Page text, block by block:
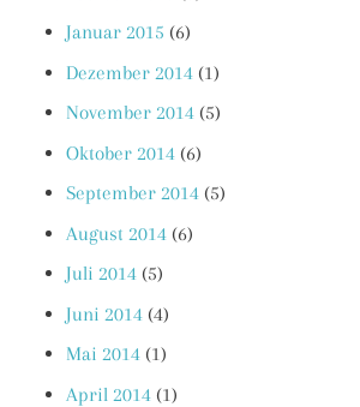
Januar 2015 (6)
Dezember 2014 (1)
November 2014 (5)
Oktober 2014 (6)
September 2014 (5)
August 2014 (6)
Juli 2014 (5)
Juni 2014 (4)
Mai 2014 (1)
April 2014 (1)